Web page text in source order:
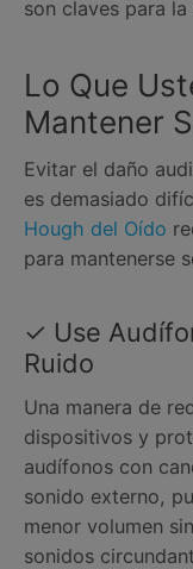
son claves para
Lo Que
Mantener
Evitar el daño
es demasiado
Hough del Oído
para mantenerse
✓ Use
Ruido
Una manera de
dispositivos y
audífonos con
sonido externo,
menor volumen
sonidos